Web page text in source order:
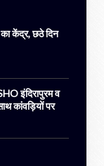
का केंद्र, छठे दिन
इंदिरापुरम व
कांवड़ियों पर